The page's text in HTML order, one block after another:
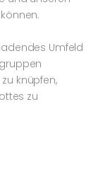
Umfeld
knüpfen,
zu